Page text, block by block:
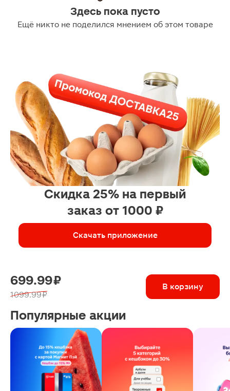
Здесь пока пусто
Ещё никто не поделился мнением об этом товаре
Скидка 25% на первый
заказ от 1000 ₽
Скачать приложение
699.99 ₽
1099.99 ₽
В корзину
Популярные акции